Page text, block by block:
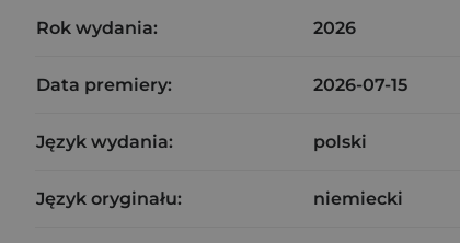
Rok wydania: 2026
Data premiery: 2026-07-15
Język wydania: polski
Język oryginału: niemiecki